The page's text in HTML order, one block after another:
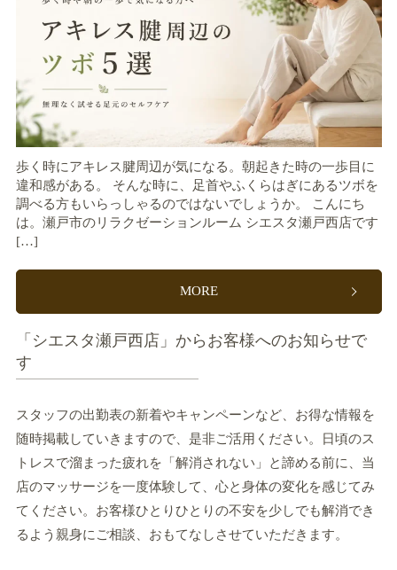
歩く時にアキレス腱周辺が気になる。朝起きた時の一歩目に
違和感がある。 そんな時に、足首やふくらはぎにあるツボを
調べる方もいらっしゃるのではないでしょうか。 こんにち
は。瀬戸市のリラクゼーションルーム シエスタ瀬戸西店です
[…]
MORE
「シエスタ瀬戸西店」からお客様へのお知らせで
す
スタッフの出勤表の新着やキャンペーンなど、お得な情報を
随時掲載していきますので、是非ご活用ください。日頃のス
トレスで溜まった疲れを「解消されない」と諦める前に、当
店のマッサージを一度体験して、心と身体の変化を感じてみ
てください。お客様ひとりひとりの不安を少しでも解消でき
るよう親身にご相談、おもてなしさせていただきます。